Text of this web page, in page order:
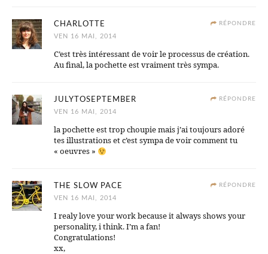
RÉPONDRE
CHARLOTTE
VEN 16 MAI, 2014
C’est très intéressant de voir le processus de création.
Au final, la pochette est vraiment très sympa.
RÉPONDRE
JULYTOSEPTEMBER
VEN 16 MAI, 2014
la pochette est trop choupie mais j’ai toujours adoré
tes illustrations et c’est sympa de voir comment tu
« oeuvres »
RÉPONDRE
THE SLOW PACE
VEN 16 MAI, 2014
I realy love your work because it always shows your
personality, i think. I’m a fan!
Congratulations!
xx,